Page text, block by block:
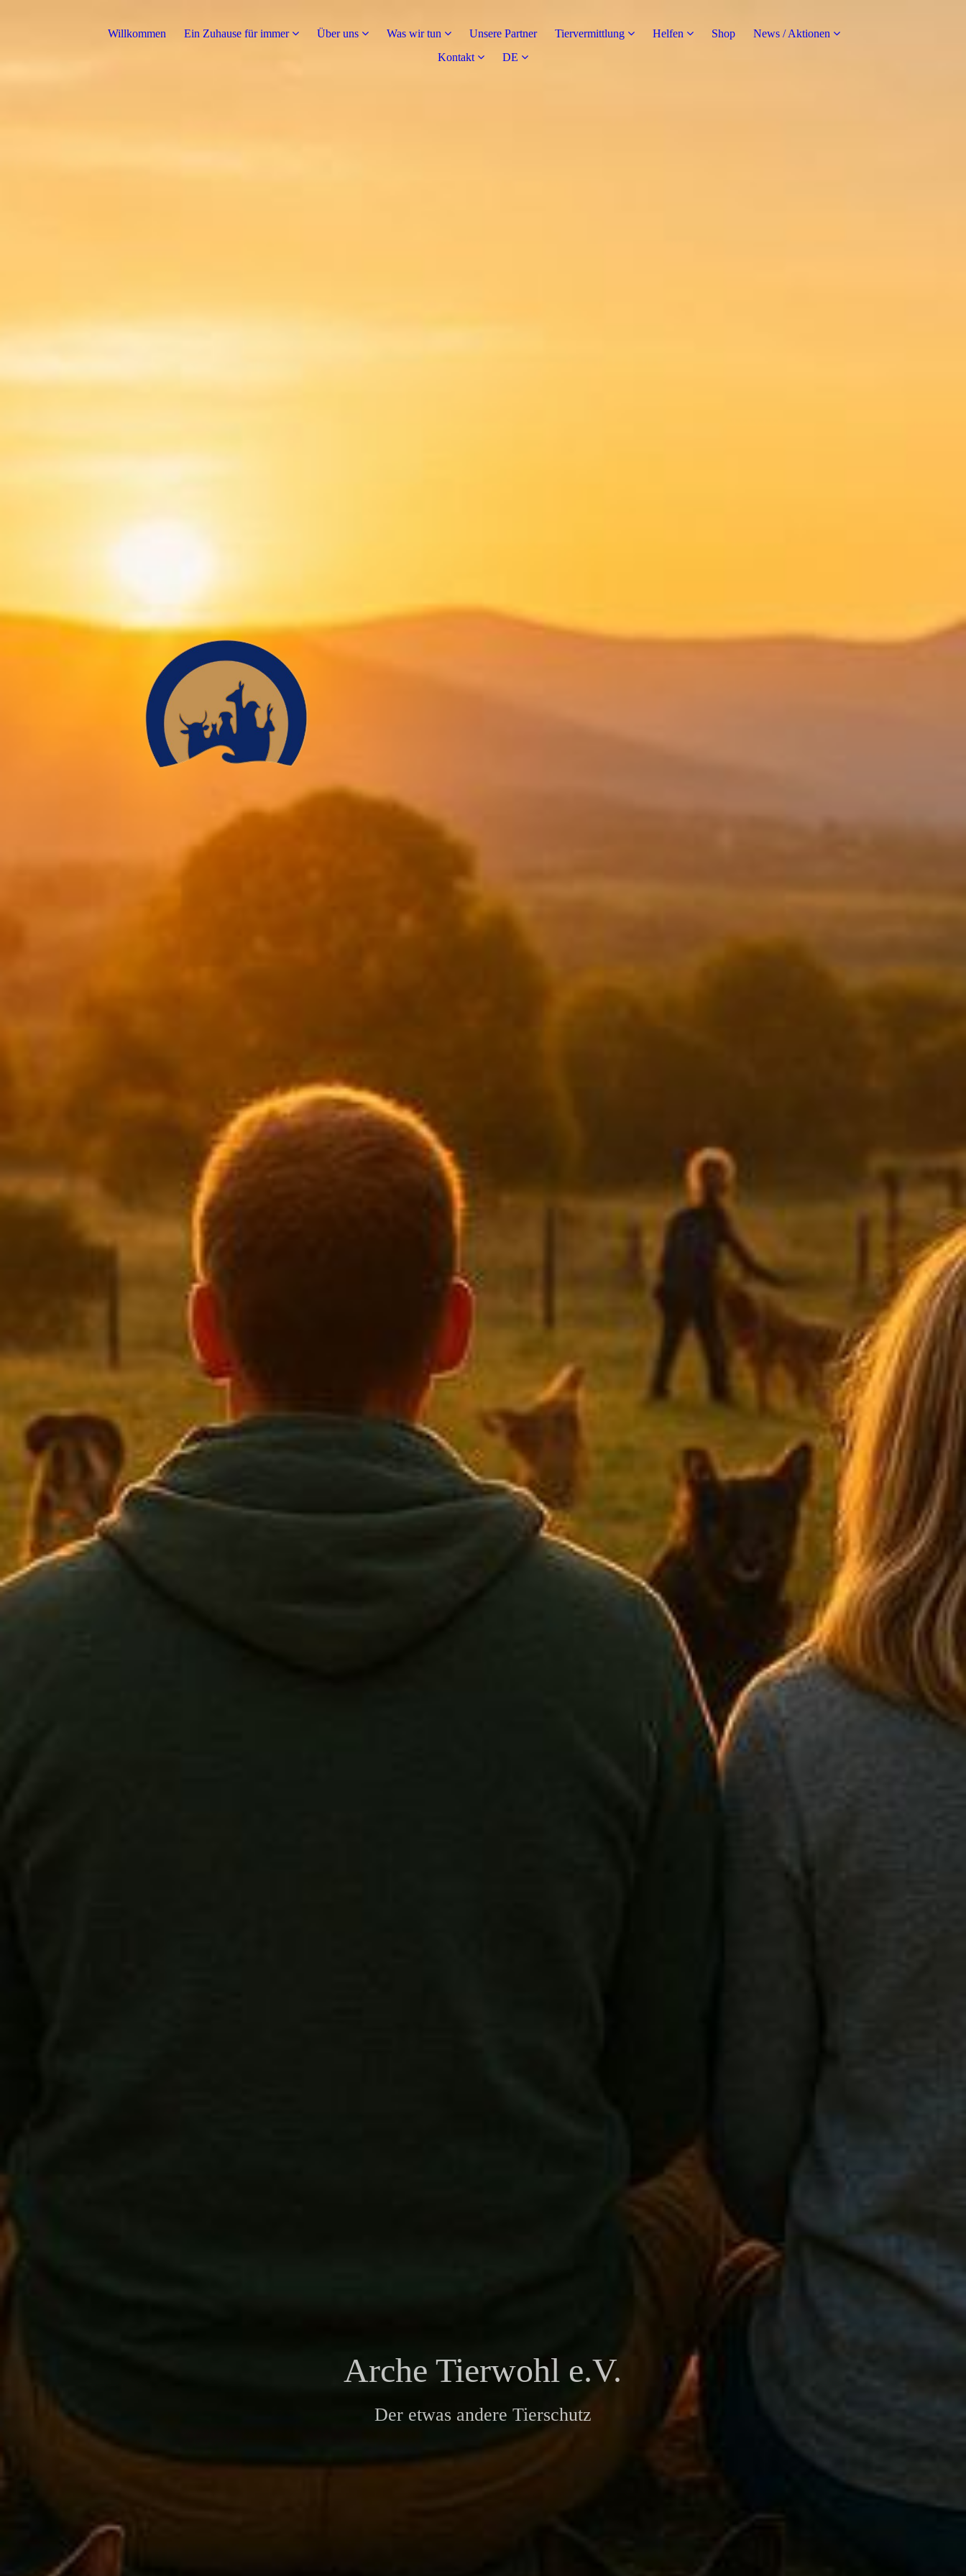
Willkommen Ein Zuhause für immer Über uns Was wir tun Unsere Partner Tiervermittlung Helfen Shop
News / Aktionen
Kontakt
DE
Arche Tierwohl e.V.
Der etwas andere Tierschutz